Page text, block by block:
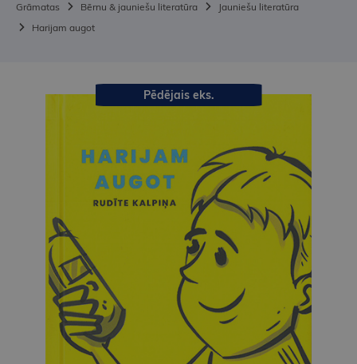
Grāmatas Bērnu & jauniešu literatūra
Jauniešu literatūra
Harijam augot
Pēdējais eks.